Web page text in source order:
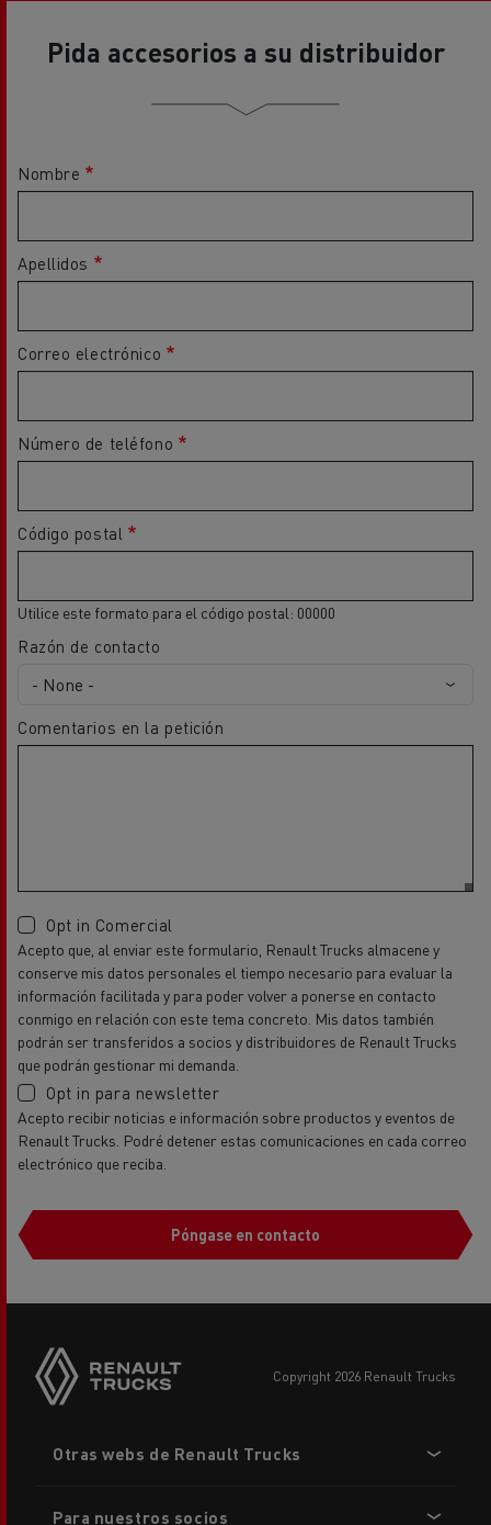
Pida accesorios a su distribuidor
Nombre
Apellidos
Correo electrónico
Número de teléfono
Código postal
Utilice este formato para el código postal: 00000
Razón de contacto
Comentarios en la petición
Opt in Comercial
Acepto que, al enviar este formulario, Renault Trucks almacene y
conserve mis datos personales el tiempo necesario para evaluar la
información facilitada y para poder volver a ponerse en contacto
conmigo en relación con este tema concreto. Mis datos también
podrán ser transferidos a socios y distribuidores de Renault Trucks
que podrán gestionar mi demanda.
Opt in para newsletter
Acepto recibir noticias e información sobre productos y eventos de
Renault Trucks. Podré detener estas comunicaciones en cada correo
electrónico que reciba.
Póngase en contacto
copyright 2026 Renault Trucks
menu
Otras webs de Renault Trucks
Para nuestros socios